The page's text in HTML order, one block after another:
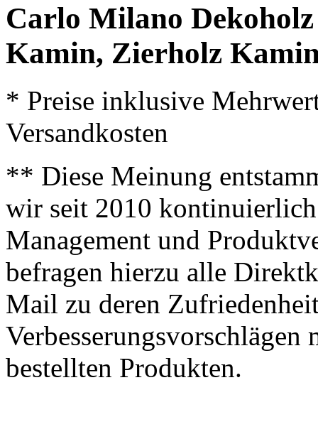
Carlo Milano
Kamin, Zierholz
* Preise inklusive
Versandkosten
** Diese Meinung
wir seit 2010
Management und
befragen hierzu alle
Mail zu deren
bestellten Produkten.